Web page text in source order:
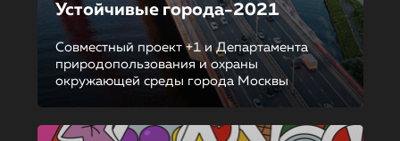
Устойчивые города-2021
Совместный проект +1 и Департамента
природопользования и охраны
окружающей среды города Москвы